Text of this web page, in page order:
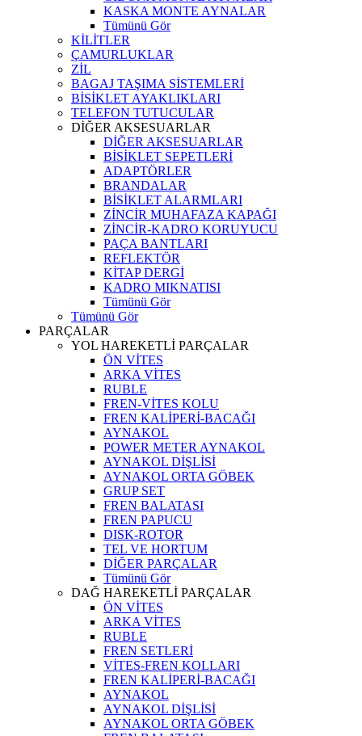
KASKA MONTE AYNALAR
Tümünü Gör
KİLİTLER
ÇAMURLUKLAR
ZİL
BAGAJ TAŞIMA SİSTEMLERİ
BİSİKLET AYAKLIKLARI
TELEFON TUTUCULAR
DİĞER AKSESUARLAR
DİĞER AKSESUARLAR
BİSİKLET SEPETLERİ
ADAPTÖRLER
BRANDALAR
BİSİKLET ALARMLARI
ZİNCİR MUHAFAZA KAPAĞI
ZİNCİR-KADRO KORUYUCU
PAÇA BANTLARI
REFLEKTÖR
KİTAP DERGİ
KADRO MIKNATISI
Tümünü Gör
Tümünü Gör
PARÇALAR
YOL HAREKETLİ PARÇALAR
ÖN VİTES
ARKA VİTES
RUBLE
FREN-VİTES KOLU
FREN KALİPERİ-BACAĞI
AYNAKOL
POWER METER AYNAKOL
AYNAKOL DİŞLİSİ
AYNAKOL ORTA GÖBEK
GRUP SET
FREN BALATASI
FREN PAPUCU
DISK-ROTOR
TEL VE HORTUM
DİĞER PARÇALAR
Tümünü Gör
DAĞ HAREKETLİ PARÇALAR
ÖN VİTES
ARKA VİTES
RUBLE
FREN SETLERİ
VİTES-FREN KOLLARI
FREN KALİPERİ-BACAĞI
AYNAKOL
AYNAKOL DİŞLİSİ
AYNAKOL ORTA GÖBEK